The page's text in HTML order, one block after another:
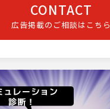
CONTACT
広告掲載のご相談はこちら